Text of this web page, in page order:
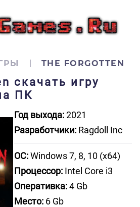
THE FORGOTTEN
скачать игру
ПК
Год выхода:2021
Разработчики: Ragdoll Inc
ОС:Windows 7, 8, 10 (x64)
Процессор: Intel Core i3
Оперативка:4 Gb
Место: 6 Gb